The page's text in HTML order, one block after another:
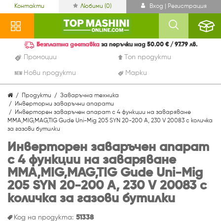
Контакти Любими (0) Вход | Регистрация
Промоции Топ продукти
Нови продукти Марки
Безплатна доставка за поръчки над 50.00 € / 97.79 лв.
Продукти
Заваръчна техника
Инверторни заваръчни апарати
Инверторен заваръчен апарат с 4 функции на заваряване
MMA,MIG,MAG,TIG Gude Uni-Mig 205 SYN 20-200 A, 230 V 20083 с количка
за газови бутилки
Инверторен заваръчен апарат
с 4 функции на заваряване
MMA,MIG,MAG,TIG Gude Uni-Mig
205 SYN 20-200 A, 230 V 20083 с
количка за газови бутилки
Код на продукта: 51338